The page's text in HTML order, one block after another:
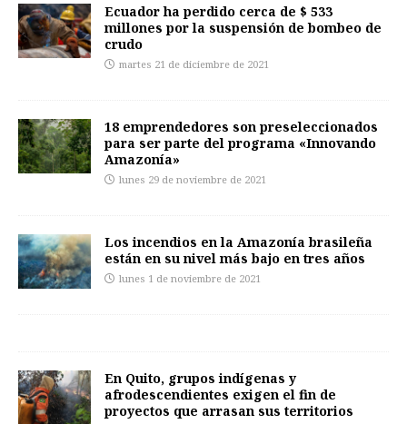
Ecuador ha perdido cerca de $ 533
millones por la suspensión de bombeo de
crudo
martes 21 de diciembre de 2021
18 emprendedores son preseleccionados
para ser parte del programa «Innovando
Amazonía»
lunes 29 de noviembre de 2021
Los incendios en la Amazonía brasileña
están en su nivel más bajo en tres años
lunes 1 de noviembre de 2021
En Quito, grupos indígenas y
afrodescendientes exigen el fin de
proyectos que arrasan sus territorios